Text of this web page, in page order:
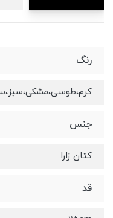
رنگ
جنس
کتان زارا
قد